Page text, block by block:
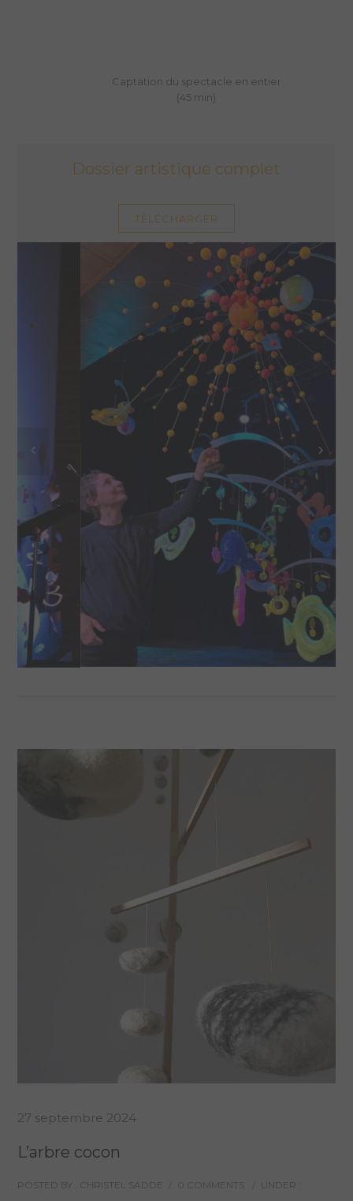
Captation du spectacle en entier
(45 min)
Dossier artistique complet
TÉLÉCHARGER
27 septembre 2024
L’arbre cocon
POSTED BY : CHRISTEL SADDE 0 COMMENTS UNDER :